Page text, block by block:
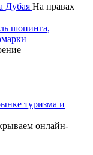
Дубая На правах
шопинга,
туризма и
онлайн-